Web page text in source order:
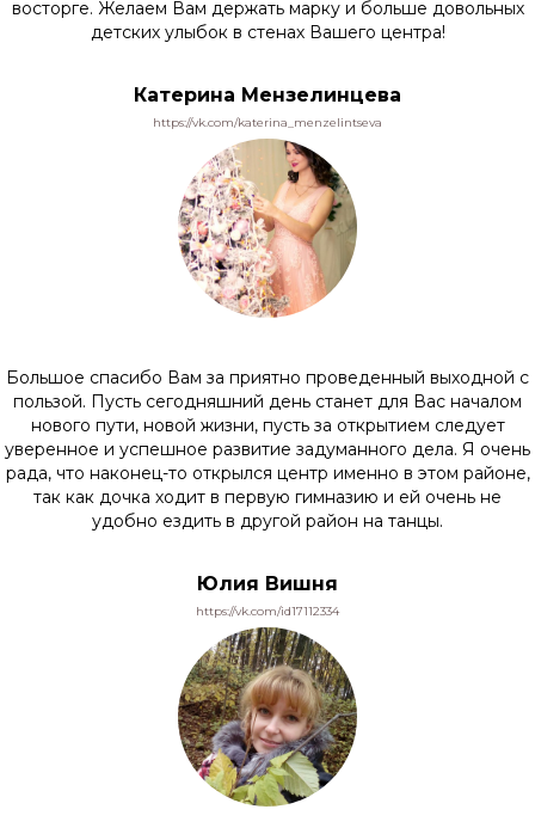
восторге. Желаем Вам держать марку и больше довольных
детских улыбок в стенах Вашего центра!
Катерина Мензелинцева
https://vk.com/katerina_menzelintseva
Большое спасибо Вам за приятно проведенный выходной с
пользой. Пусть сегодняшний день станет для Вас началом
нового пути, новой жизни, пусть за открытием следует
уверенное и успешное развитие задуманного дела. Я очень
рада, что наконец-то открылся центр именно в этом районе,
так как дочка ходит в первую гимназию и ей очень не
удобно ездить в другой район на танцы.
Юлия Вишня
https://vk.com/id17112334